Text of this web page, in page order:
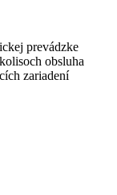
prevádzke
obsluha
zariadení